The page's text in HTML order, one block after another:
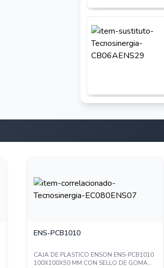
ENS-PCB1010
CAJA DE PLASTICO ENSON ENS-PCB1010
100X100X50 MM CON SELLO DE GOMA